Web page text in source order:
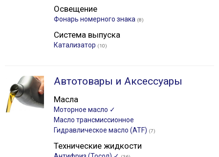
Освещение
Фонарь номерного знака (8)
Система выпуска
Катализатор (10)
Автотовары и Аксессуары
Масла
Моторное масло ✓
Масло трансмиссионное
Гидравлическое масло (ATF) (7)
Технические жидкости